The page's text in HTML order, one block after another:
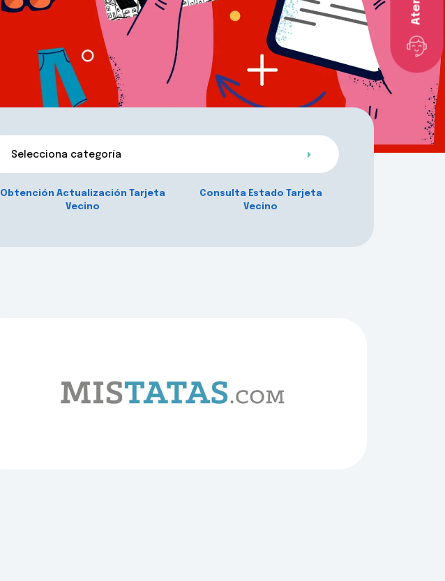
Selecciona categoría
Obtención Actualización Tarjeta
Vecino
Consulta Estado Tarjeta
Vecino